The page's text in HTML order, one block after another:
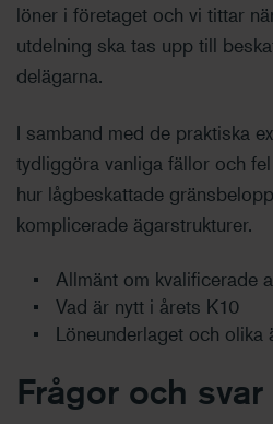
löner i företaget och vi tittar
utdelning ska tas upp till
delägarna.
I samband med de praktiska
tydliggöra vanliga fällor och
hur lågbeskattade
komplicerade ägarstrukturer.
Allmänt om kvalificerade
Vad är nytt i årets K10
Löneunderlaget och olika
Frågor och svar